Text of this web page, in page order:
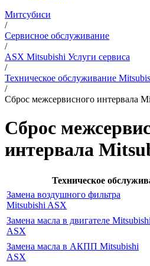
Митсубиси
/
Сервисное обслуживание
/
ASX Mitsubishi Услуги сервиса
/
Техническое обслуживание
/
Сброс межсервисного интервала
Сброс
интервала
Техническое
Замена воздушного фильтра
Mitsubishi ASX
Замена масла в двигателе Mitsubishi
ASX
Замена масла в АКПП Mitsubishi
ASX